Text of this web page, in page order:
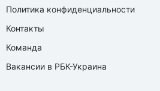
Политика конфиденциальности
Контакты
Команда
Вакансии в РБК-Украина